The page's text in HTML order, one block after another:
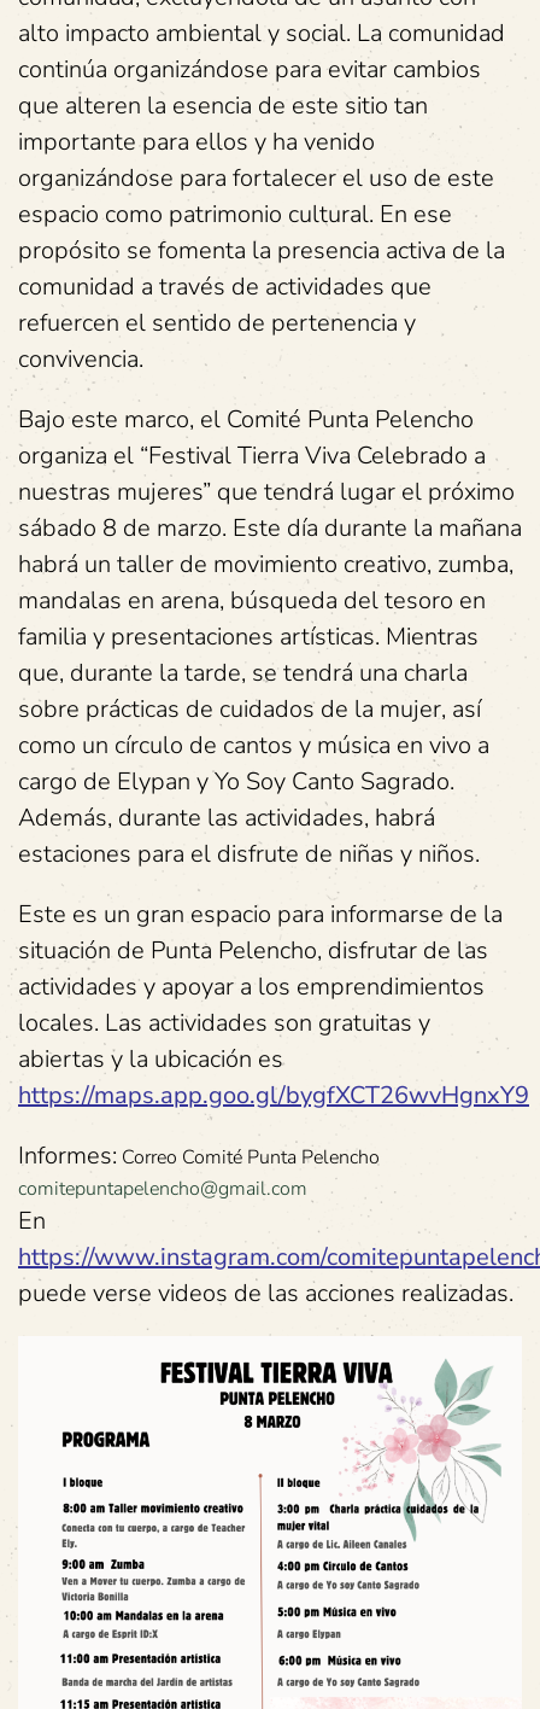
alto impacto ambiental y social. La comunidad
continúa organizándose para evitar cambios
que alteren la esencia de este sitio tan
importante para ellos y ha venido
organizándose para fortalecer el uso de este
espacio como patrimonio cultural. En ese
propósito se fomenta la presencia activa de la
comunidad a través de actividades que
refuercen el sentido de pertenencia y
convivencia.
Bajo este marco, el Comité Punta Pelencho
organiza el “Festival Tierra Viva Celebrado a
nuestras mujeres” que tendrá lugar el próximo
sábado 8 de marzo. Este día durante la mañana
habrá un taller de movimiento creativo, zumba,
mandalas en arena, búsqueda del tesoro en
familia y presentaciones artísticas. Mientras
que, durante la tarde, se tendrá una charla
sobre prácticas de cuidados de la mujer, así
como un círculo de cantos y música en vivo a
cargo de Elypan y Yo Soy Canto Sagrado.
Además, durante las actividades, habrá
estaciones para el disfrute de niñas y niños.
Este es un gran espacio para informarse de la
situación de Punta Pelencho, disfrutar de las
actividades y apoyar a los emprendimientos
locales. Las actividades son gratuitas y
abiertas y la ubicación es
https://maps.app.goo.gl/bygfXCT26wvHgnxY9
Informes: Correo Comité Punta Pelencho
comitepuntapelencho@gmail.com
En
https://www.instagram.com/
puede verse videos de las acciones realizadas.